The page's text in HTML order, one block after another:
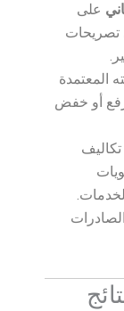
على
تصريحات
المعتمدة
أو خفض